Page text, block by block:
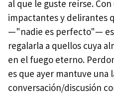
al que le guste reírse.
impactantes y delirantes
—"nadie es perfecto"— es
regalarla a quellos cuya
en el fuego eterno.
es que ayer mantuve una
conversación/discusión